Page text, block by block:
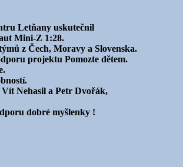
Letňany uskutečnil
Mini-Z 1:28.
z Čech, Moravy a Slovenska.
projektu Pomozte dětem.
Nehasil a Petr Dvořák,
dobré myšlenky !